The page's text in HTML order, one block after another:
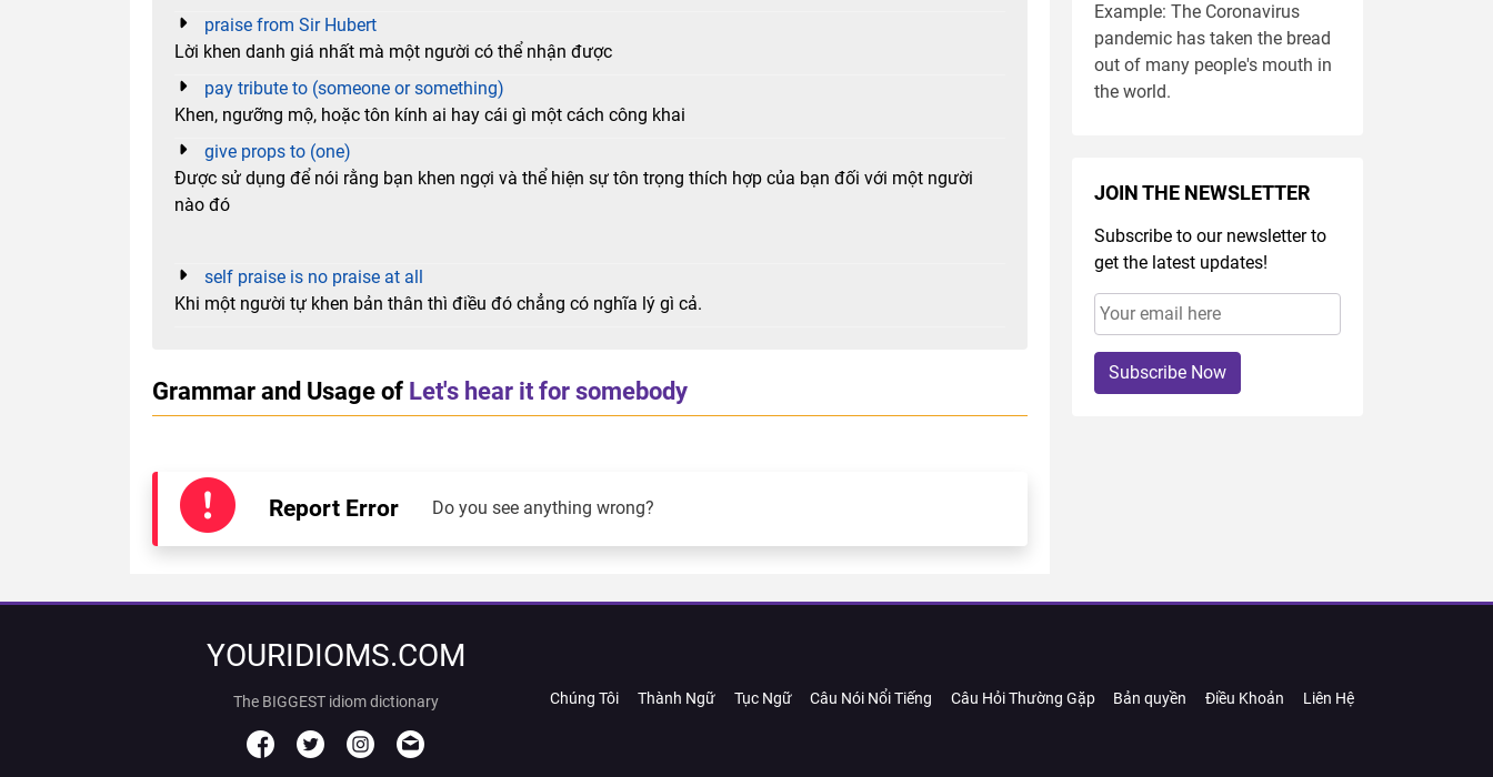
praise from Sir Hubert
Lời khen danh giá nhất mà một người có thể nhận được
pay tribute to (someone or something)
Khen, ngưỡng mộ, hoặc tôn kính ai hay cái gì một cách công khai
give props to (one)
Được sử dụng để nói rằng bạn khen ngợi và thể hiện sự tôn trọng thích hợp của bạn đối với một người
nào đó
self praise is no praise at all
Khi một người tự khen bản thân thì điều đó chẳng có nghĩa lý gì cả.
Grammar and Usage of Let's hear it for somebody
Report Error Do you see anything wrong?
Example: The Coronavirus
pandemic has taken the bread
out of many people's mouth in
the world.
JOIN THE NEWSLETTER
Subscribe to our newsletter to
get the latest updates!
Subscribe Now
YOURIDIOMS.COM
The BIGGEST idiom dictionary Chúng Tôi Thành Ngữ Tục Ngữ Câu Nói Nổi Tiếng Câu Hỏi Thường Gặp Bản quyền Điều Khoản Liên Hệ